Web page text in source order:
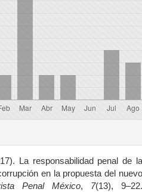
La responsabilidad penal de la
en la propuesta del nuevo
Penal México, 7(13), 9–22.